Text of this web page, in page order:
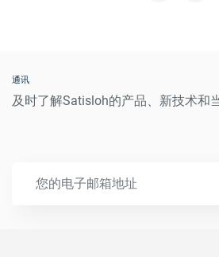
通讯
及时了解Satisloh的产品、新技术和